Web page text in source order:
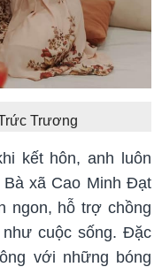
Trương
kết hôn, anh luôn
xã Cao Minh Đạt
ngon, hỗ trợ chồng
cuộc sống. Đặc
với những bóng